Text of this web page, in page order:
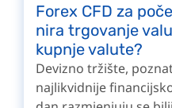
Forex CFD za
nira trgovanje
kupnje valute?
Devizno tržište,
najlikvidnije